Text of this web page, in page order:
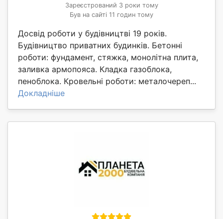
Зареєстрований 3 роки тому
Був на сайті 11 годин тому
Досвід роботи у будівництві 19 років.
Будівництво приватних будинків. Бетонні
роботи: фундамент, стяжка, монолітна плита,
заливка армопояса. Кладка газоблока,
пеноблока. Кровельні роботи: металочереп...
Докладніше